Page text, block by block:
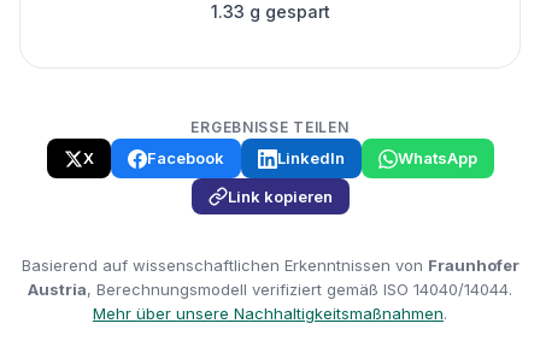
1.33 g gespart
ERGEBNISSE TEILEN
X Facebook LinkedIn
WhatsApp
Link kopieren
Basierend auf wissenschaftlichen Erkenntnissen von Fraunhofer
Austria, Berechnungsmodell verifiziert gemäß ISO 14040/14044.
Mehr über unsere Nachhaltigkeitsmaßnahmen.